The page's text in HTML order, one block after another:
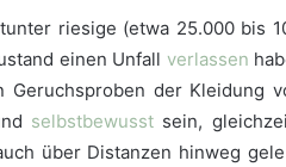
riesige (etwa 25.000 bis
einen Unfall verlassen
Geruchsproben der
selbstbewusst sein,
über Distanzen hinweg